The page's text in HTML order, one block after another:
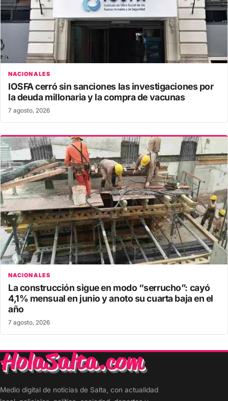
NACIONALES
IOSFA cerró sin sanciones las investigaciones por
la deuda millonaria y la compra de vacunas
7 agosto, 2026
NACIONALES
La construcción sigue en modo “serrucho”: cayó
4,1% mensual en junio y anoto su cuarta baja en el
año
7 agosto, 2026
Medio digital de noticias de Salta, con actualidad